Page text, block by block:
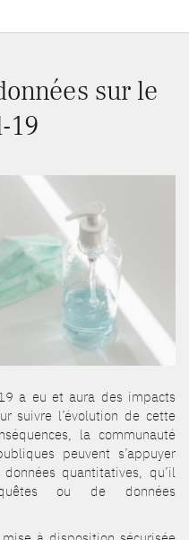
sur le
19
a eu et aura des impacts
suivre l’évolution de cette
la communauté
peuvent s’appuyer
quantitatives, qu’il
ou de données